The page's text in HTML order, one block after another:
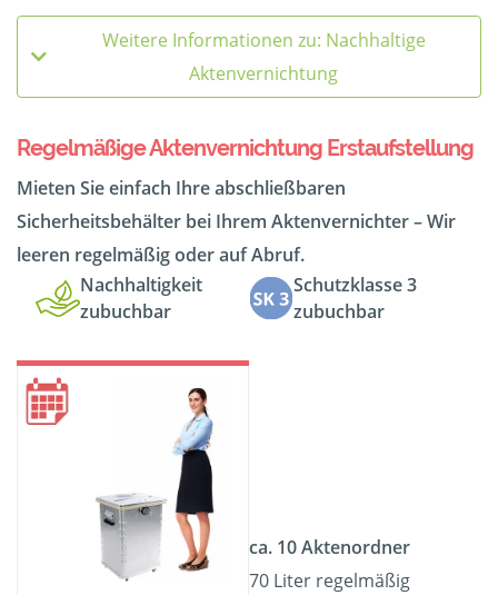
Weitere Informationen zu: Nachhaltige
Aktenvernichtung
Regelmäßige Aktenvernichtung Erstaufstellung
Mieten Sie einfach Ihre abschließbaren
Sicherheitsbehälter bei Ihrem Aktenvernichter – Wir
leeren regelmäßig oder auf Abruf.
Nachhaltigkeit
zubuchbar
Schutzklasse 3
zubuchbar
ca. 10 Aktenordner
70 Liter regelmäßig